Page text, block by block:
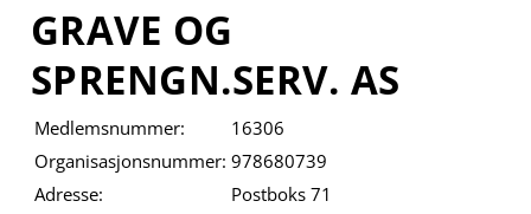
GRAVE OG
SPRENGN.SERV. AS
Medlemsnummer:
16306
Organisasjonsnummer: 978680739
Adresse:
Postboks 71